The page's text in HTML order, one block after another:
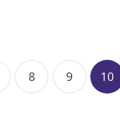
8 9 10